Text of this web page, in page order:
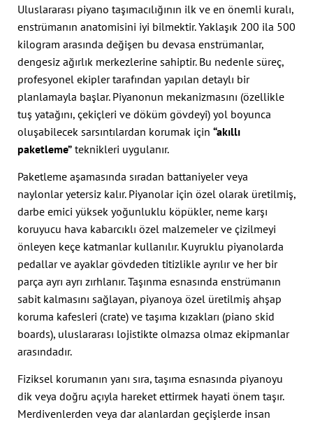
Uluslararası piyano taşımacılığının ilk ve en önemli kuralı,
enstrümanın anatomisini iyi bilmektir. Yaklaşık 200 ila 500
kilogram arasında değişen bu devasa enstrümanlar,
dengesiz ağırlık merkezlerine sahiptir. Bu nedenle süreç,
profesyonel ekipler tarafından yapılan detaylı bir
planlamayla başlar. Piyanonun mekanizmasını (özellikle
tuş yatağını, çekiçleri ve döküm gövdeyi) yol boyunca
oluşabilecek sarsıntılardan korumak için “akıllı
paketleme” teknikleri uygulanır.
Paketleme aşamasında sıradan battaniyeler veya
naylonlar yetersiz kalır. Piyanolar için özel olarak üretilmiş,
darbe emici yüksek yoğunluklu köpükler, neme karşı
koruyucu hava kabarcıklı özel malzemeler ve çizilmeyi
önleyen keçe katmanlar kullanılır. Kuyruklu piyanolarda
pedallar ve ayaklar gövdeden titizlikle ayrılır ve her bir
parça ayrı ayrı zırhlanır. Taşınma esnasında enstrümanın
sabit kalmasını sağlayan, piyanoya özel üretilmiş ahşap
koruma kafesleri (crate) ve taşıma kızakları (piano skid
boards), uluslararası lojistikte olmazsa olmaz ekipmanlar
arasındadır.
Fiziksel korumanın yanı sıra, taşıma esnasında piyanoyu
dik veya doğru açıyla hareket ettirmek hayati önem taşır.
Merdivenlerden veya dar alanlardan geçişlerde insan